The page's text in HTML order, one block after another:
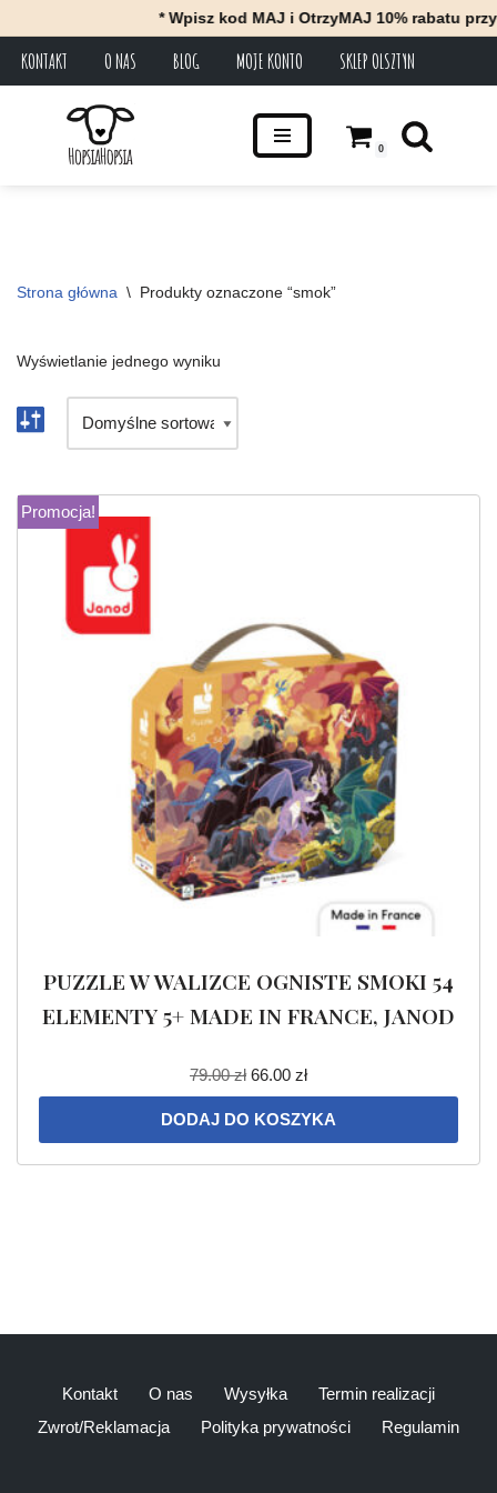
* Wpisz kod MAJ i OtrzyMAJ 10% rabatu
KONTAKT O NAS BLOG MOJE KONTO SKLEP OLSZTYN
0
Strona główna \ Produkty oznaczone “smok”
Wyświetlanie jednego wyniku
Promocja!
PUZZLE W WALIZCE OGNISTE SMOKI 54
ELEMENTY 5+ MADE IN FRANCE, JANOD
79.00zł 66.00 zł
DODAJ DO KOSZYKA
Kontakt O nas Wysyłka
Termin realizacji
Zwrot/Reklamacja
Polityka prywatności Regulamin